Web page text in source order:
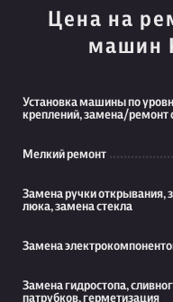
Цена на
машин
Установка машины по
креплений, замена/ремонт
Мелкий ремонт
Замена ручки открывания,
люка, замена стекла
Замена
Замена гидростопа,
патрубков, герметизация